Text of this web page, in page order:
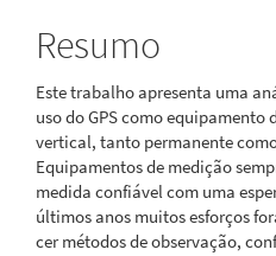
Resumo
Este trabalho apresenta uma
uso do GPS como
vertical, tanto permanente
Equipamentos de medição
medida confiável com uma
últimos anos muitos esforços
cer métodos de observação,